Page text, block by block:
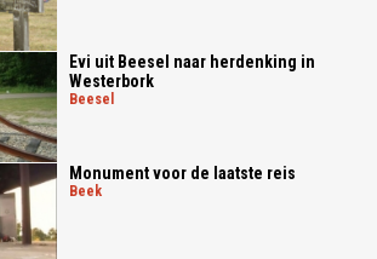
Evi uit Beesel naar herdenking in
Westerbork
beesel
Monument voor de laatste reis
beek